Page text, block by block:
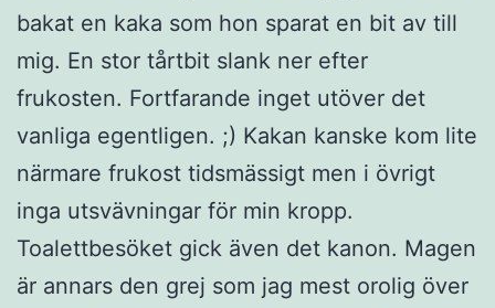
bakat en kaka som hon sparat en bit av till
mig. En stor tårtbit slank ner efter
frukosten. Fortfarande inget utöver det
vanliga egentligen. ;) Kakan kanske kom lite
närmare frukost tidsmässigt men i övrigt
inga utsvävningar för min kropp.
Toalettbesöket gick även det kanon. Magen
är annars den grej som jag mest orolig över